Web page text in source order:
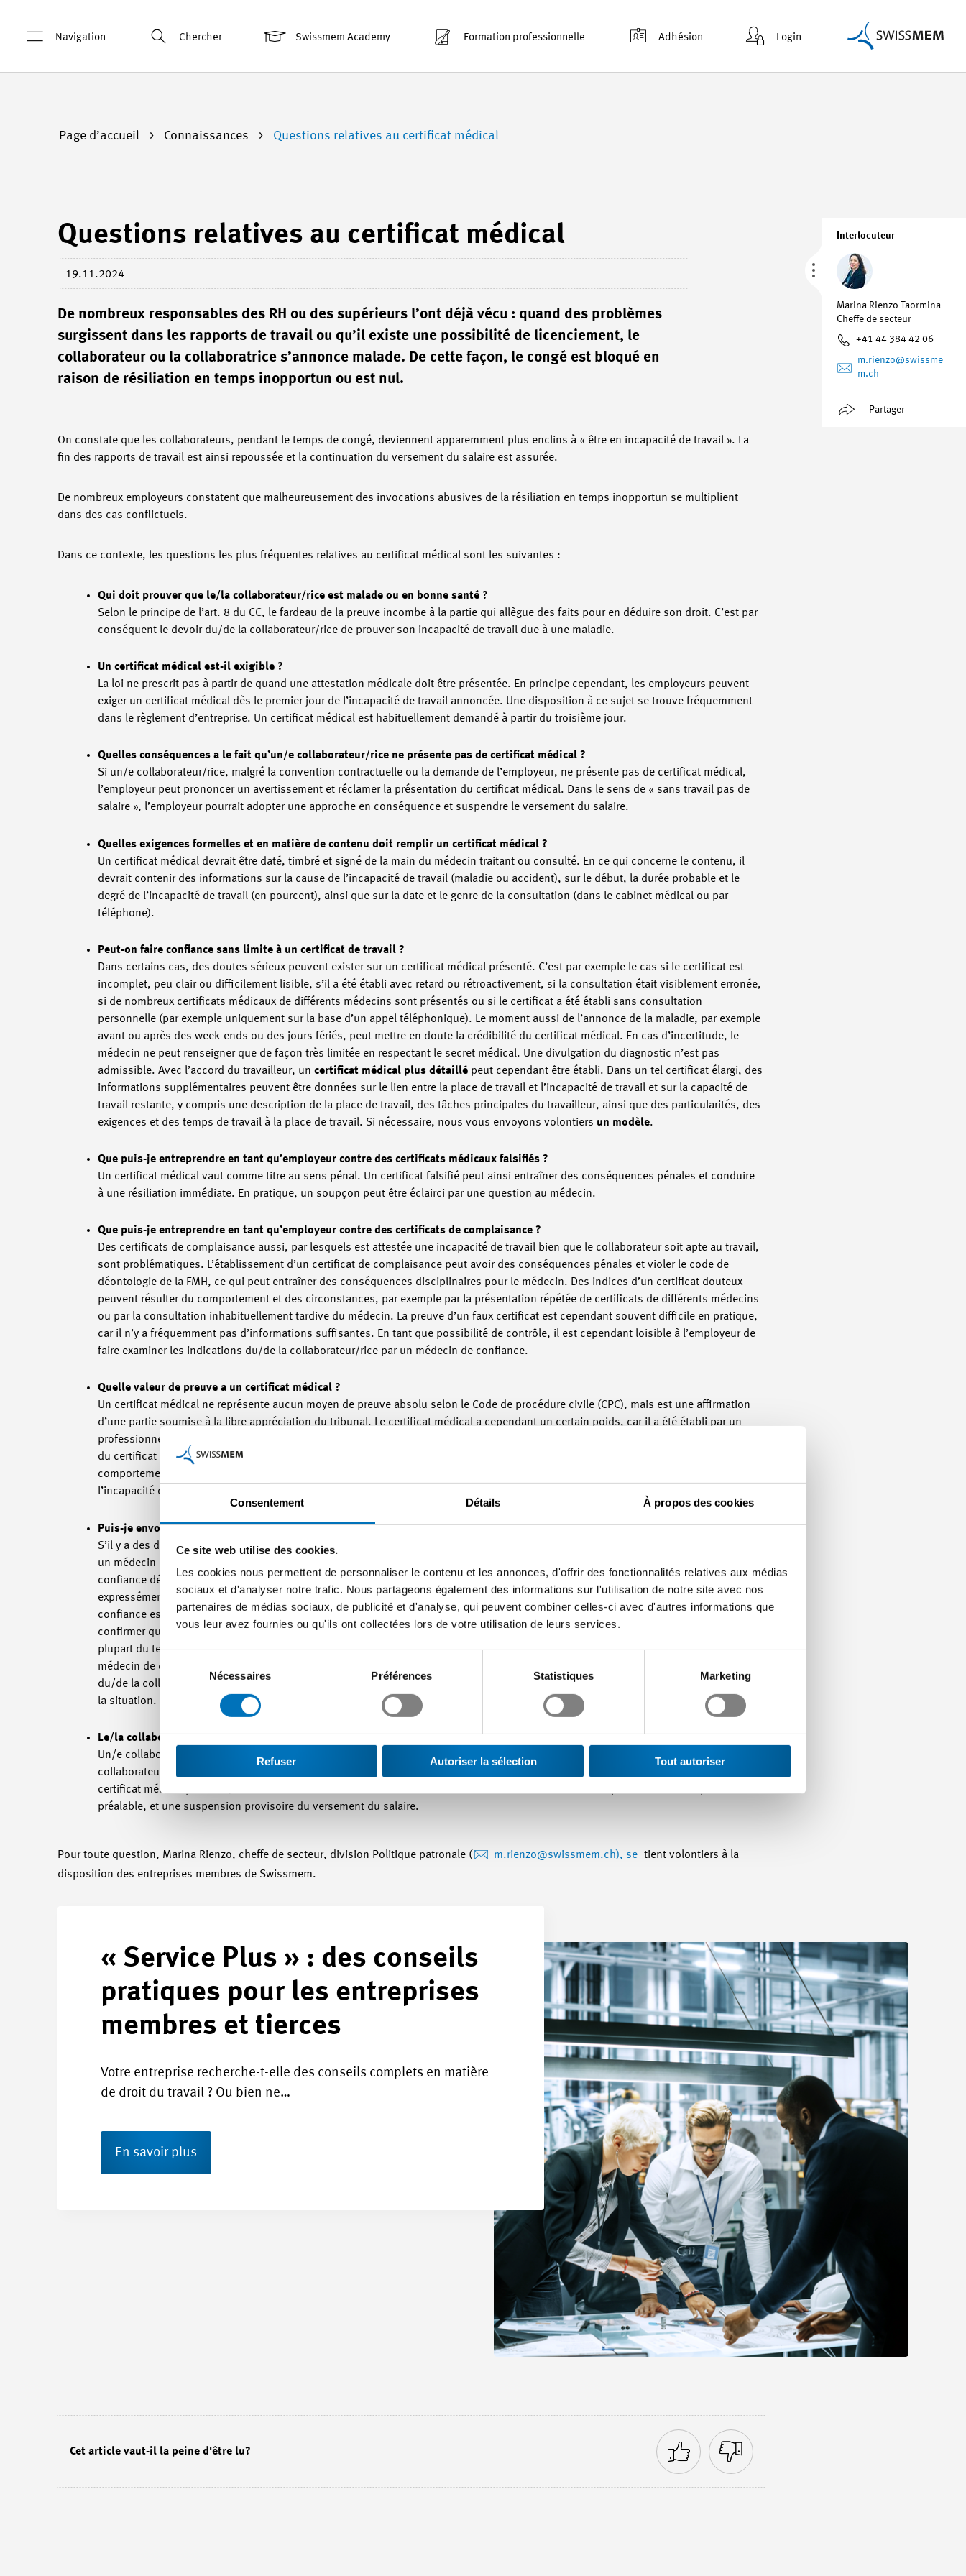
Consentement Détails À propos des cookies
Ce site web utilise des cookies.
Les cookies nous permettent de personnaliser le contenu et les annonces, d'offrir des fonctionnalités relatives aux médias
sociaux et d'analyser notre trafic. Nous partageons également des informations sur l'utilisation de notre site avec nos
partenaires de médias sociaux, de publicité et d'analyse, qui peuvent combiner celles-ci avec d'autres informations que
vous leur avez fournies ou qu'ils ont collectées lors de votre utilisation de leurs services.
Nécessaires Préférences Statistiques Marketing
Refuser Autoriser la sélection Tout autoriser
Navigation Chercher Swissmem Academy Formation professionnelle Adhésion Login
Page d’accueil Connaissances Questions relatives au certificat médical
Interlocuteur
Marina Rienzo Taormina
Cheffe de secteur
+41 44 384 42 06
m.rienzo@swissme
m.ch
Partager
Questions relatives au certificat médical
19.11.2024
De nombreux responsables des RH ou des supérieurs l’ont déjà vécu : quand des problèmes
surgissent dans les rapports de travail ou qu’il existe une possibilité de licenciement, le
collaborateur ou la collaboratrice s’annonce malade. De cette façon, le congé est bloqué en
raison de résiliation en temps inopportun ou est nul.
On constate que les collaborateurs, pendant le temps de congé, deviennent apparemment plus enclins à « être en incapacité de travail ». La
fin des rapports de travail est ainsi repoussée et la continuation du versement du salaire est assurée.
De nombreux employeurs constatent que malheureusement des invocations abusives de la résiliation en temps inopportun se multiplient
dans des cas conflictuels.
Dans ce contexte, les questions les plus fréquentes relatives au certificat médical sont les suivantes :
Qui doit prouver que le/la collaborateur/rice est malade ou en bonne santé ?
Selon le principe de l’art. 8 du CC, le fardeau de la preuve incombe à la partie qui allègue des faits pour en déduire son droit. C’est par
conséquent le devoir du/de la collaborateur/rice de prouver son incapacité de travail due à une maladie.
Un certificat médical est-il exigible ?
La loi ne prescrit pas à partir de quand une attestation médicale doit être présentée. En principe cependant, les employeurs peuvent
exiger un certificat médical dès le premier jour de l’incapacité de travail annoncée. Une disposition à ce sujet se trouve fréquemment
dans le règlement d’entreprise. Un certificat médical est habituellement demandé à partir du troisième jour.
Quelles conséquences a le fait qu’un/e collaborateur/rice ne présente pas de certificat médical ?
Si un/e collaborateur/rice, malgré la convention contractuelle ou la demande de l’employeur, ne présente pas de certificat médical,
l’employeur peut prononcer un avertissement et réclamer la présentation du certificat médical. Dans le sens de « sans travail pas de
salaire », l’employeur pourrait adopter une approche en conséquence et suspendre le versement du salaire.
Quelles exigences formelles et en matière de contenu doit remplir un certificat médical ?
Un certificat médical devrait être daté, timbré et signé de la main du médecin traitant ou consulté. En ce qui concerne le contenu, il
devrait contenir des informations sur la cause de l’incapacité de travail (maladie ou accident), sur le début, la durée probable et le
degré de l’incapacité de travail (en pourcent), ainsi que sur la date et le genre de la consultation (dans le cabinet médical ou par
téléphone).
Peut-on faire confiance sans limite à un certificat de travail ?
Dans certains cas, des doutes sérieux peuvent exister sur un certificat médical présenté. C’est par exemple le cas si le certificat est
incomplet, peu clair ou difficilement lisible, s’il a été établi avec retard ou rétroactivement, si la consultation était visiblement erronée,
si de nombreux certificats médicaux de différents médecins sont présentés ou si le certificat a été établi sans consultation
personnelle (par exemple uniquement sur la base d’un appel téléphonique). Le moment aussi de l’annonce de la maladie, par exemple
avant ou après des week-ends ou des jours fériés, peut mettre en doute la crédibilité du certificat médical. En cas d’incertitude, le
médecin ne peut renseigner que de façon très limitée en respectant le secret médical. Une divulgation du diagnostic n’est pas
admissible. Avec l’accord du travailleur, un certificat médical plus détaillé peut cependant être établi. Dans un tel certificat élargi, des
informations supplémentaires peuvent être données sur le lien entre la place de travail et l’incapacité de travail et sur la capacité de
travail restante, y compris une description de la place de travail, des tâches principales du travailleur, ainsi que des particularités, des
exigences et des temps de travail à la place de travail. Si nécessaire, nous vous envoyons volontiers un modèle.
Que puis-je entreprendre en tant qu’employeur contre des certificats médicaux falsifiés ?
Un certificat médical vaut comme titre au sens pénal. Un certificat falsifié peut ainsi entraîner des conséquences pénales et conduire
à une résiliation immédiate. En pratique, un soupçon peut être éclairci par une question au médecin.
Que puis-je entreprendre en tant qu’employeur contre des certificats de complaisance ?
Des certificats de complaisance aussi, par lesquels est attestée une incapacité de travail bien que le collaborateur soit apte au travail,
sont problématiques. L’établissement d’un certificat de complaisance peut avoir des conséquences pénales et violer le code de
déontologie de la FMH, ce qui peut entraîner des conséquences disciplinaires pour le médecin. Des indices d’un certificat douteux
peuvent résulter du comportement et des circonstances, par exemple par la présentation répétée de certificats de différents médecins
ou par la consultation inhabituellement tardive du médecin. La preuve d’un faux certificat est cependant souvent difficile en pratique,
car il n’y a fréquemment pas d’informations suffisantes. En tant que possibilité de contrôle, il est cependant loisible à l’employeur de
faire examiner les indications du/de la collaborateur/rice par un médecin de confiance.
Quelle valeur de preuve a un certificat médical ?
Un certificat médical ne représente aucun moyen de preuve absolu selon le Code de procédure civile (CPC), mais est une affirmation
d’une partie soumise à la libre appréciation du tribunal. Le certificat médical a cependant un certain poids, car il a été établi par un
professionnel. Le tribunal décide cependant, après libre appréciation des preuves, si les déclarations du travailleur et les conclusions
du certificat médical sont crédibles. Le caractère de preuve d’un certificat médical peut en particulier être mis en doute si le
comportement du travailleur pendant la prétendue incapacité de travail paraît contradictoire ou si certaines circonstances peu avant
l’incapacité de travail soulèvent le doute.
Puis-je envoyer le/la collaborateur/rice chez un médecin de confiance ?
S’il y a des doutes sur l’incapacité de travail d’un/e collaborateur/rice, l’employeur peut ordonner une consultation de confiance chez
un médecin qu’il aura désigné. Les frais pour cette consultation sont supportés par l’employeur. Le droit de recourir à un médecin de
confiance découle dudevoir de fidélité du/de la collaborateur/rice. Pour éviter des malentendus, il est recommandé de fixer
expressément une réglementation correspondante dans le règlement du personnel. Il faut noter en l’occurrence que le médecin de
confiance est également soumis au secret professionnel et qu’il n’a pas le droit de transmettre le diagnostic. Il peut uniquement
confirmer que le certificat présenté est correct ou non. Si le médecin de confiance confirme le certificat médical original, il est la
plupart du temps très difficile pour l’employeur de mettre en doute l’incapacité de travail du/de la collaborateur/rice. Si en revanche le
médecin de confiance devait aboutir à un autre résultat, l’employeur peut se fonder sur ce résultat de la consultation pour exiger
du/de la collaborateur/rice qu’il revienne à sa place de travail ou suspendre le versement du salaire. Cela permet en général de clarifier
la situation.
Le/la collaborateur/rice peut-il se soustraire à la consultation d’un médecin de confiance ?
Un/e collaborateur/rice peut certes refuser une consultation légalement ordonnée d’un médecin de confiance. Ce/cette
collaborateur/rice doit cependant accepter les conséquences possibles de son refus, comme une perte possible de la validité du
certificat médical présenté, une éventuelle résiliation immédiate dans le cas où un avertissement correspondant avait été prononcé au
préalable, et une suspension provisoire du versement du salaire.
Pour toute question, Marina Rienzo, cheffe de secteur, division Politique patronale ( m.rienzo@swissmem.ch), se tient volontiers à la
disposition des entreprises membres de Swissmem.
« Service Plus » : des conseils
pratiques pour les entreprises
membres et tierces
Votre entreprise recherche-t-elle des conseils complets en matière
de droit du travail ? Ou bien ne…
En savoir plus
Cet article vaut-il la peine d'être lu?